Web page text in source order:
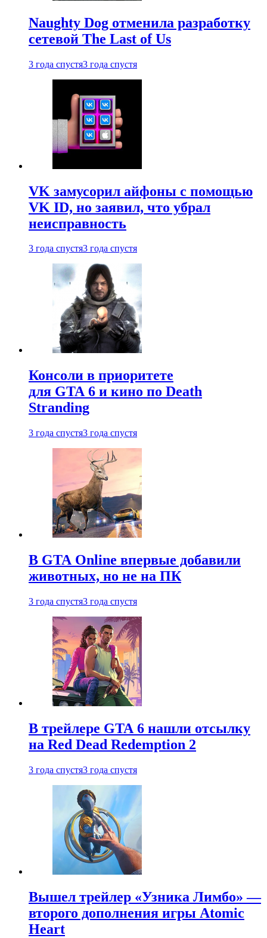
Naughty Dog отменила разработку
сетевой The Last of Us
3 года спустя3 года спустя
VK замусорил айфоны с помощью
VK ID, но заявил, что убрал
неисправность
3 года спустя3 года спустя
Консоли в приоритете
для GTA 6 и кино по Death
Stranding
3 года спустя3 года спустя
В GTA Online впервые добавили
животных, но не на ПК
3 года спустя3 года спустя
В трейлере GTA 6 нашли отсылку
на Red Dead Redemption 2
3 года спустя3 года спустя
Вышел трейлер «Узника Лимбо» —
второго дополнения игры Atomic
Heart